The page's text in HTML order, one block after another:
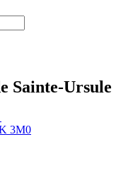
Sainte‑Ursule
3M0